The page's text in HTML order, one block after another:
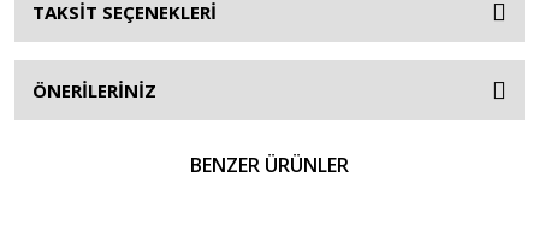
TAKSİT SEÇENEKLERİ
ÖNERİLERİNİZ
BENZER ÜRÜNLER